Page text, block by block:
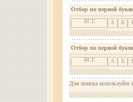
Отбор по первой
ВСЕ А Б
Отбор по первой
ВСЕ А Б
Для поиска используйте